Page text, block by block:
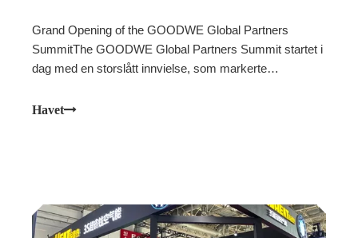
Grand Opening of the GOODWE Global Partners
SummitThe GOODWE Global Partners Summit startet i
dag med en storslått innvielse, som markerte
Toppmøtet holdes i GOODWE Intelligent Energy
Havet